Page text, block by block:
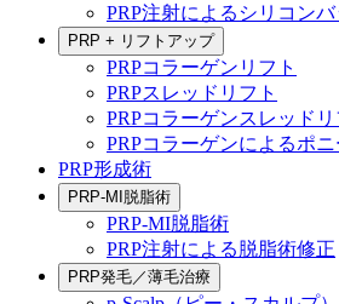
PRP注射によるシリコン
PRP + リフトアップ
PRPコラーゲンリフト
PRPスレッドリフト
PRPコラーゲンスレッドリ
PRPコラーゲンによるポ
PRP形成術
PRP-MI脱脂術
PRP-MI脱脂術
PRP注射による脱脂術修正
PRP発毛／薄毛治療